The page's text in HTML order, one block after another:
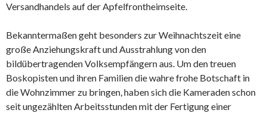
Versandhandels auf der Apfelfrontheimseite.
Bekanntermaßen geht besonders zur Weihnachtszeit eine
große Anziehungskraft und Ausstrahlung von den
bildübertragenden Volksempfängern aus. Um den treuen
Boskopisten und ihren Familien die wahre frohe Botschaft in
die Wohnzimmer zu bringen, haben sich die Kameraden schon
seit ungezählten Arbeitsstunden mit der Fertigung einer